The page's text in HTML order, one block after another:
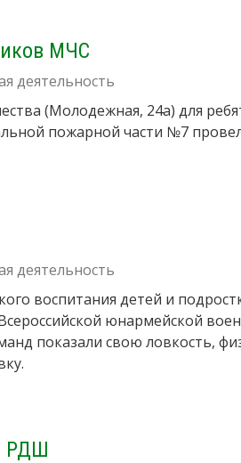
МЧС
деятельность
(Молодежная, 24а) для
пожарной части №7
деятельность
воспитания детей и
юнармейской
показали свою ловкость,
РДШ